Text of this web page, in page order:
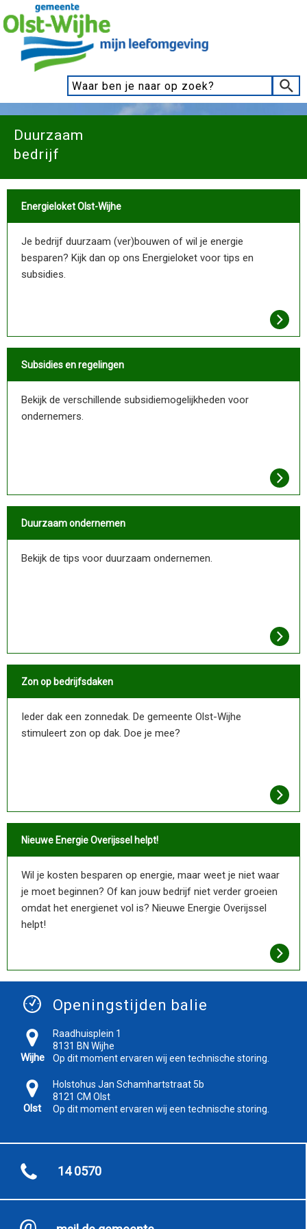
Duurzaam
bedrijf
Energieloket Olst-Wijhe
Je bedrijf duurzaam (ver)bouwen of wil je energie
besparen? Kijk dan op ons Energieloket voor tips en
subsidies.
Subsidies en regelingen
Bekijk de verschillende subsidiemogelijkheden voor
ondernemers.
Duurzaam ondernemen
Bekijk de tips voor duurzaam ondernemen.
Zon op bedrijfsdaken
Ieder dak een zonnedak. De gemeente Olst-Wijhe
stimuleert zon op dak. Doe je mee?
Nieuwe Energie Overijssel helpt!
Wil je kosten besparen op energie, maar weet je niet waar
je moet beginnen? Of kan jouw bedrijf niet verder groeien
omdat het energienet vol is? Nieuwe Energie Overijssel
helpt!
Openingstijden balie
Wijhe
Raadhuisplein 1
8131 BN Wijhe
Op dit moment ervaren wij een technische storing.
Olst
Holstohus Jan Schamhartstraat 5b
8121 CM Olst
Op dit moment ervaren wij een technische storing.
14 0570